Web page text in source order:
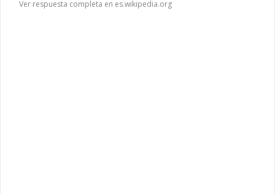
Ver respuesta completa en es.wikipedia.org